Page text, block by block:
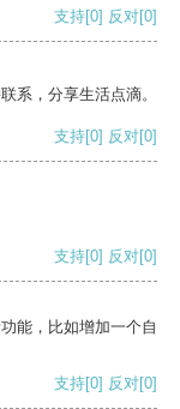
支持[0] 反对[0]
系，分享生活点滴。
支持[0] 反对[0]
支持[0] 反对[0]
能，比如增加一个自
支持[0] 反对[0]